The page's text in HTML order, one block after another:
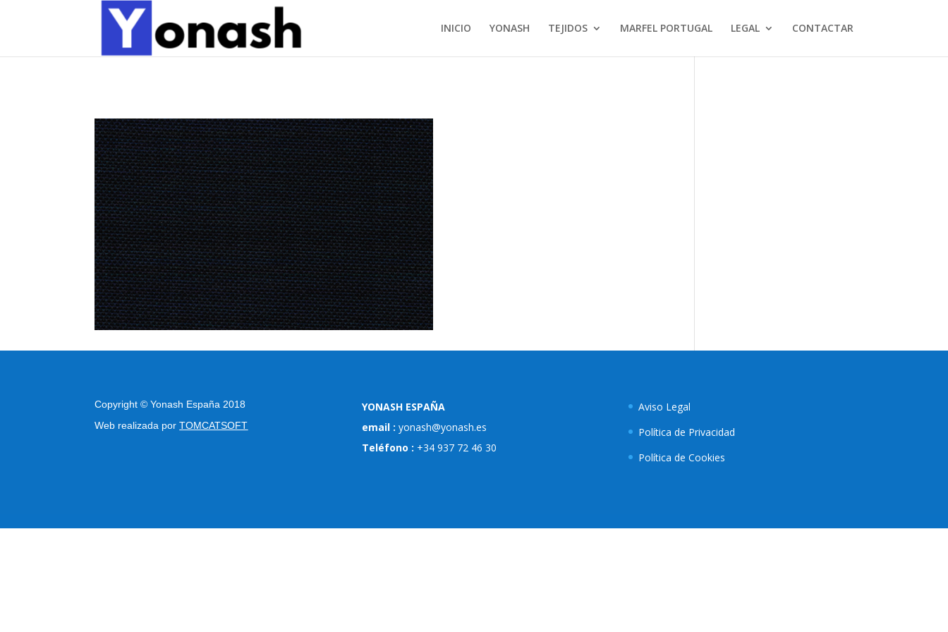
INICIO YONASH TEJIDOS MARFEL PORTUGAL LEGAL CONTACTAR
Copyright©Yonash España 2018
Web realizada porTOMCATSOFT
YONASH ESPAÑA
email : yonash@yonash.es
Teléfono : +34 937 72 46 30
Aviso Legal
Política de Privacidad
Política de Cookies